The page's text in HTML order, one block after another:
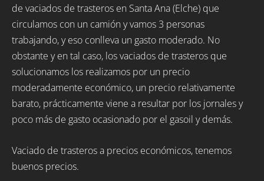
de vaciados de trasteros en Santa Ana (Elche) que
circulamos con un camión y vamos 3 personas
trabajando, y eso conlleva un gasto moderado. No
obstante y en tal caso, los vaciados de trasteros que
solucionamos los realizamos por un precio
moderadamente económico, un precio relativamente
barato, prácticamente viene a resultar por los jornales y
poco más de gasto ocasionado por el gasoil y demás.
Vaciado de trasteros a precios económicos, tenemos
buenos precios.